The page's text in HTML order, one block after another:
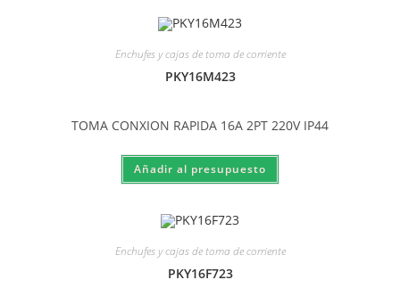
Enchufes y cajas de toma de corriente
PKY16M423
TOMA CONXION RAPIDA 16A 2PT 220V IP44
Enchufes y cajas de toma de corriente
PKY16F723